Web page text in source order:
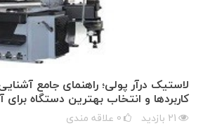
لاستیک درآر پولی؛ راهنمای جامع
کاربردها و انتخاب بهترین دستگاه برای
21 بازدید 0 علاقه مندی